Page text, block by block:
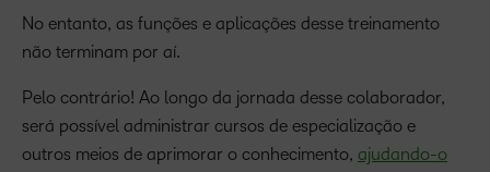
No entanto, as funções e aplicações desse treinamento
não terminam por aí.
Pelo contrário! Ao longo da jornada desse colaborador,
será possível administrar cursos de especialização e
outros meios de aprimorar o conhecimento, ajudando-o